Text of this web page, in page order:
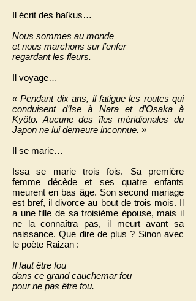
Il écrit des haïkus…
Nous sommes au monde
et nous marchons sur l’enfer
regardant les fleurs.
Il voyage…
« Pendant dix ans, il fatigue les routes qui
conduisent d’Ise à Nara et d’Osaka à
Kyôto. Aucune des îles méridionales du
Japon ne lui demeure inconnue. »
Il se marie…
Issa se marie trois fois. Sa première
femme décède et ses quatre enfants
meurent en bas âge. Son second mariage
est bref, il divorce au bout de trois mois. Il
a une fille de sa troisième épouse, mais il
ne la connaîtra pas, il meurt avant sa
naissance. Que dire de plus ? Sinon avec
le poète Raizan :
Il faut être fou
dans ce grand cauchemar fou
pour ne pas être fou.